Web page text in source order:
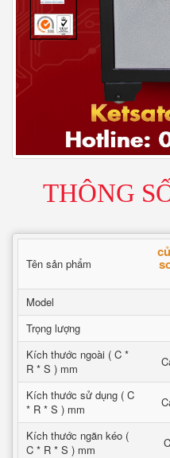
THÔNG
Tên sản phẩm
Model
Trọng lượng
Kích thước ngoài ( C *
R * S ) mm
Kích thước sử dụng ( C
* R * S ) mm
Kích thước ngăn kéo (
C * R * S ) mm